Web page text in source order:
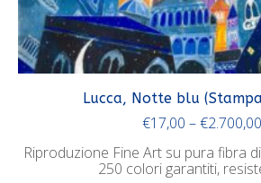
Lucca, Notte blu
€17,00 –€2.700,00
Riproduzione Fine Art su pura fibra
250 colori garantiti,